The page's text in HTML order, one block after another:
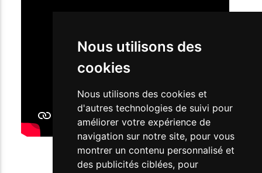
Nous utilisons des
cookies
Nous utilisons des cookies et
d'autres technologies de suivi pour
améliorer votre expérience de
navigation sur notre site, pour vous
montrer un contenu personnalisé et
des publicités ciblées, pour